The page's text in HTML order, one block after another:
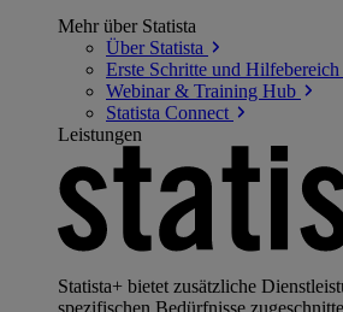
Mehr über Statista
Über Statista
Erste Schritte und Hilfebereich
Webinar & Training Hub
Statista Connect
Leistungen
Statista+ bietet zusätzliche
spezifischen Bedürfnisse